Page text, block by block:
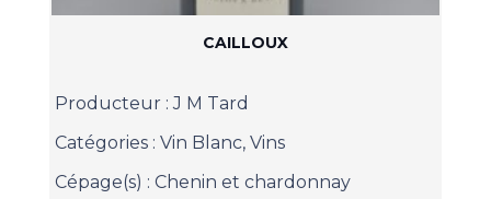
CAILLOUX
Producteur :J M Tard
Catégories : Vin Blanc, Vins
Cépage(s) : Chenin et chardonnay